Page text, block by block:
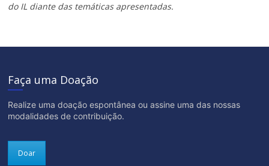
do IL diante das temáticas apresentadas.
Faça uma Doação
Realize uma doação espontânea ou assine uma das nossas
modalidades de contribuição.
Doar